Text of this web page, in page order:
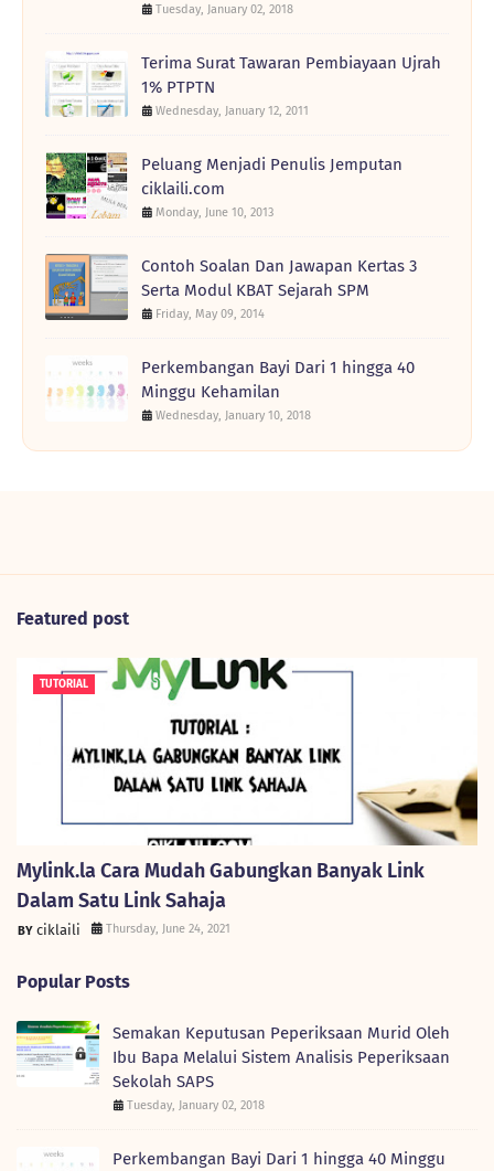
Tuesday, January 02, 2018
Terima Surat Tawaran Pembiayaan Ujrah
1% PTPTN
Wednesday, January 12, 2011
Peluang Menjadi Penulis Jemputan
ciklaili.com
Monday, June 10, 2013
Contoh Soalan Dan Jawapan Kertas 3
Serta Modul KBAT Sejarah SPM
Friday, May 09, 2014
Perkembangan Bayi Dari 1 hingga 40
Minggu Kehamilan
Wednesday, January 10, 2018
Featured post
TUTORIAL
Mylink.la Cara Mudah Gabungkan Banyak Link
Dalam Satu Link Sahaja
ciklaili Thursday, June 24, 2021
Popular Posts
Semakan Keputusan Peperiksaan Murid Oleh
Ibu Bapa Melalui Sistem Analisis Peperiksaan
Sekolah SAPS
Tuesday, January 02, 2018
Perkembangan Bayi Dari 1 hingga 40 Minggu